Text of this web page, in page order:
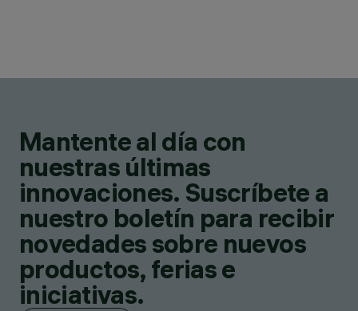
Mantente al día con
nuestras últimas
innovaciones. Suscríbete a
nuestro boletín para recibir
novedades sobre nuevos
productos, ferias e
iniciativas.